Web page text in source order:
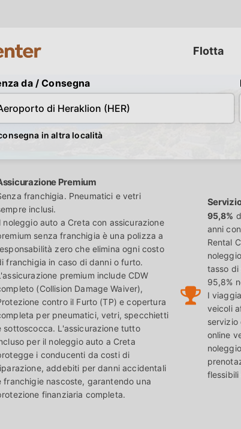
Flotta
Auto Creta
da / Consegna
in altra località
Premium
franchigia. Pneumatici e vetri
inclusi.
noleggio auto a Creta con assicurazione
senza franchigia è una polizza a
zero che elimina ogni costo
franchigia in caso di danni o furto.
premium include CDW
(Collision Damage Waiver),
contro il Furto (TP) e copertura
per pneumatici, vetri, specchietti
sottoscocca. L'assicurazione tutto
per il noleggio auto a Creta
i conducenti da costi di
addebiti per danni accidentali
franchigie nascoste, garantendo una
finanziaria completa.
95,8%
anni
Rental
tasso
95,8%
I
veicoli
servizio
online
flessibili